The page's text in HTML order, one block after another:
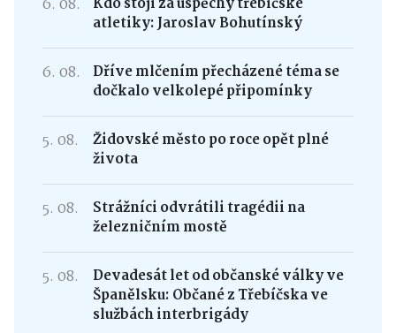
6. 08.
atletiky: Jaroslav Bohutínský
6. 08.
Dříve mlčením přecházené téma se
dočkalo velkolepé připomínky
5. 08.
Židovské město po roce opět plné
života
5. 08.
Strážníci odvrátili tragédii na
železničním mostě
5. 08.
Devadesát let od občanské války ve
Španělsku: Občané z Třebíčska ve
službách interbrigády